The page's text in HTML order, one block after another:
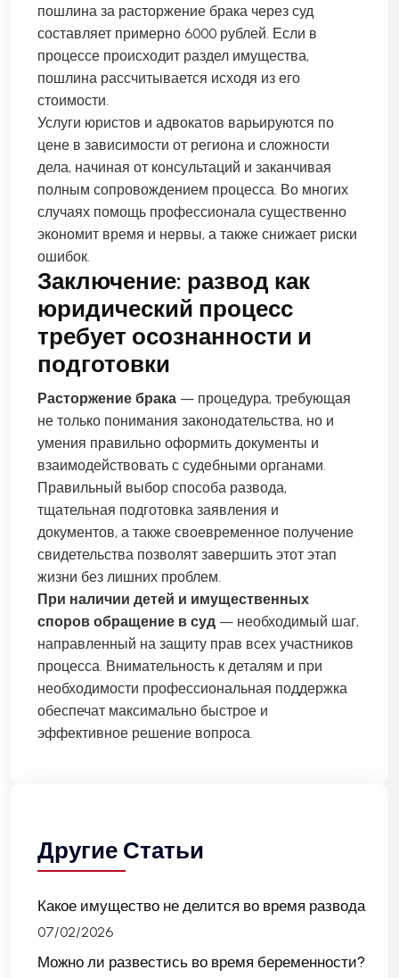
пошлина за расторжение брака через суд
составляет примерно 6000 рублей. Если в
процессе происходит раздел имущества,
пошлина рассчитывается исходя из его
стоимости.
Услуги юристов и адвокатов варьируются по
цене в зависимости от региона и сложности
дела, начиная от консультаций и заканчивая
полным сопровождением процесса. Во многих
случаях помощь профессионала существенно
экономит время и нервы, а также снижает риски
ошибок.
Заключение: развод как
юридический процесс
требует осознанности и
подготовки
Расторжение брака — процедура, требующая
не только понимания законодательства, но и
умения правильно оформить документы и
взаимодействовать с судебными органами.
Правильный выбор способа развода,
тщательная подготовка заявления и
документов, а также своевременное получение
свидетельства позволят завершить этот этап
жизни без лишних проблем.
При наличии детей и имущественных
споров обращение в суд — необходимый шаг,
направленный на защиту прав всех участников
процесса. Внимательность к деталям и при
необходимости профессиональная поддержка
обеспечат максимально быстрое и
эффективное решение вопроса.
Другие Статьи
Какое имущество не делится во время развода
07/02/2026
Можно ли развестись во время беременности?